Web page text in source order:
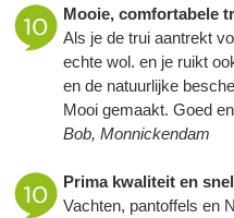
Mooie, comfortabele
Als je de trui aantrekt
echte wol. en je ruikt
en de natuurlijke
Mooi gemaakt. Goed
Bob, Monnickendam
Prima kwaliteit en
Vachten, pantoffels en